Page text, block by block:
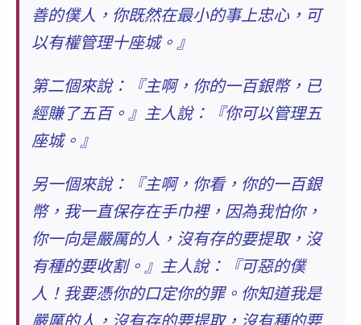
善的僕人，你既然在最小的事上忠心，可
以有權管理十座城。 』
第二個來說：『主啊，你的一百銀幣，已
經賺了五百。』主人說：『你可以管理五
座城。』
另一個來說：『主啊，你看，你的一百銀
幣，我一直保存在手巾裡，因為我怕你，
你一向是嚴厲的人，沒有存的要提取，沒
有種的要收割。』主人說：『可惡的僕
人！我要憑你的口定你的罪。你知道我是